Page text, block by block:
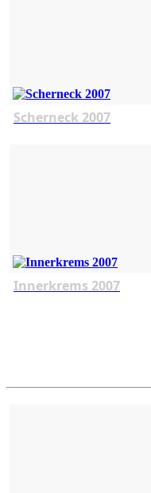
Scherneck 2007
Innerkrems 2007